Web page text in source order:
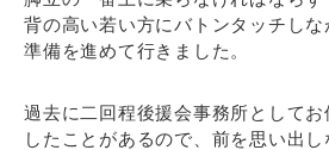
背の高い若い方にバトンタッチしな
準備を進めて行きました。
過去に二回程後援会事務所としてお
したことがあるので、前を思い出し